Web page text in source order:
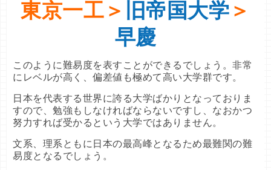
東京一工＞ 旧帝国大学 ＞
早慶
このように難易度を表すことができるでしょう。非常
にレベルが高く、偏差値も極めて高い大学群です。
日本を代表する世界に誇る大学ばかりとなっておりま
すので、勉強もしなければならないですし、なおかつ
努力すれば受かるという大学ではありません。
文系、理系ともに日本の最高峰となるため最難関の難
易度となるでしょう。